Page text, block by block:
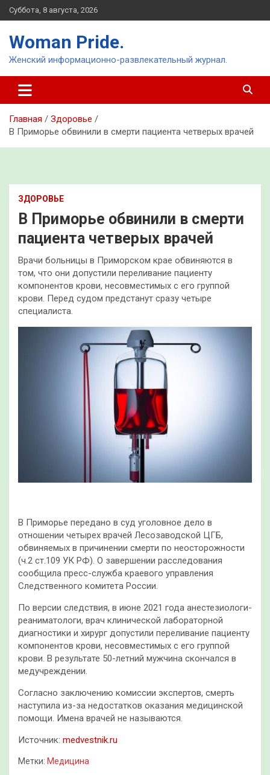
Перейти
к
Суббота, 8 августа, 2026
Woman Pride.
Женский информационно-развлекательный журнал.
Главная
Здоровье
В Приморье обвинили в смерти пациента четверых врачей
ЗДОРОВЬЕ
В Приморье обвинили в смерти
пациента четверых врачей
Врачи больницы в Приморском крае обвиняются в
том, что они допустили переливание пациенту
компонентов крови, несовместимых с его группой
крови. Перед судом предстанут сразу четыре
специалиста.
В Приморье передано в суд уголовное дело в
отношении четырех врачей Лесозаводской ЦГБ,
обвиняемых в причинении смерти по неосторожности
(ч.2 ст.109 УК РФ). О завершении расследования
сообщила пресс-служба краевого управления
Следственного комитета России.
По версии следствия, в июне 2021 года анестезиологи-
реаниматологи, врач клинической лабораторной
диагностики и хирург допустили переливание пациенту
компонентов крови, несовместимых с его группой
крови. В результате 50-летний мужчина скончался в
медучреждении.
Согласно заключению комиссии экспертов, смерть
наступила из-за недостатков оказания медицинской
помощи. Имена врачей не называются.
Источник: medvestnik.ru
Метки: Медицина